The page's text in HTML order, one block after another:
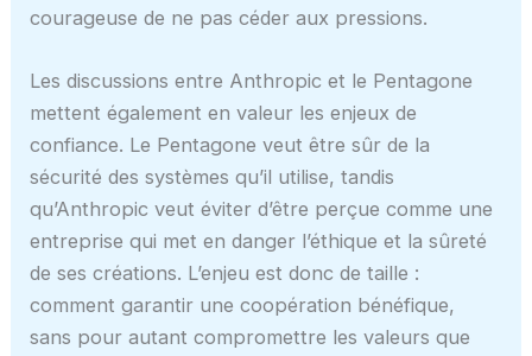
courageuse de ne pas céder aux pressions.
Les discussions entre Anthropic et le Pentagone
mettent également en valeur les enjeux de
confiance. Le Pentagone veut être sûr de la
sécurité des systèmes qu’il utilise, tandis
qu’Anthropic veut éviter d’être perçue comme une
entreprise qui met en danger l’éthique et la sûreté
de ses créations. L’enjeu est donc de taille :
comment garantir une coopération bénéfique,
sans pour autant compromettre les valeurs que